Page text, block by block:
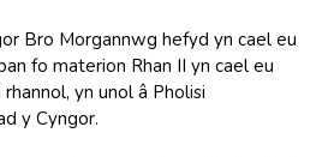
Bro Morgannwg hefyd yn cael eu
fo materion Rhan II yn cael eu
yn unol â Pholisi
y Cyngor.